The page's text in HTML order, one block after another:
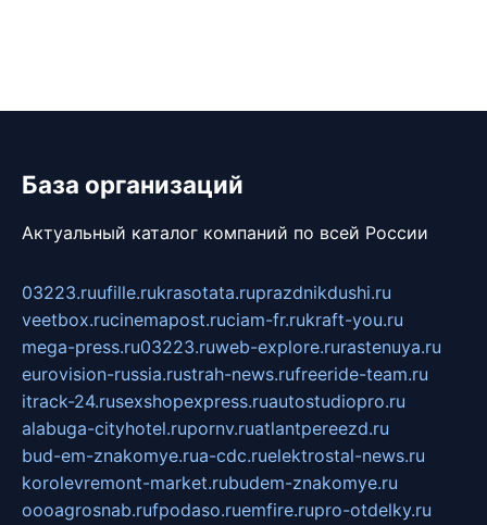
База организаций
Актуальный каталог компаний по всей России
03223.ruufille.rukrasotata.ruprazdnikdushi.ru
veetbox.rucinemapost.ruciam-fr.rukraft-you.ru
mega-press.ru03223.ruweb-explore.rurastenuya.ru
eurovision-russia.rustrah-news.rufreeride-team.ru
itrack-24.rusexshopexpress.ruautostudiopro.ru
alabuga-cityhotel.rupornv.ruatlantpereezd.ru
bud-em-znakomye.rua-cdc.ruelektrostal-news.ru
korolevremont-market.rubudem-znakomye.ru
oooagrosnab.rufpodaso.ruemfire.rupro-otdelky.ru